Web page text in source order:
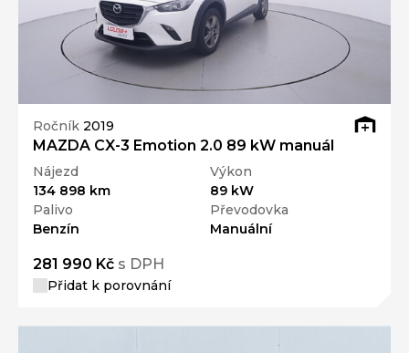
Ročník 2019
MAZDA CX-3 Emotion 2.0 89 kW manuál
Nájezd
134 898 km
Výkon
89 kW
Palivo
Benzín
Převodovka
Manuální
281 990 Kč s DPH
Přidat k porovnání